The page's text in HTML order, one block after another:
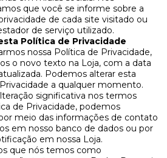
que você se informe sobre a
de cada site visitado ou
de serviço utilizado.
Política de Privacidade
nossa Política de Privacidade,
o novo texto na Loja, com a data
Podemos alterar esta
a qualquer momento.
significativa nos termos
de Privacidade, podemos
meio das informações de contato
em nosso banco de dados ou por
em nossa Loja.
que nós temos como